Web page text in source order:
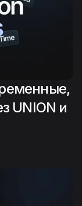
UNION и